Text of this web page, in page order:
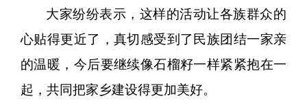
大家纷纷表示，这样的活动让各族群众的
心贴得更近了，真切感受到了民族团结一家亲
的温暖，今后要继续像石榴籽一样紧紧抱在一
起，共同把家乡建设得更加美好。